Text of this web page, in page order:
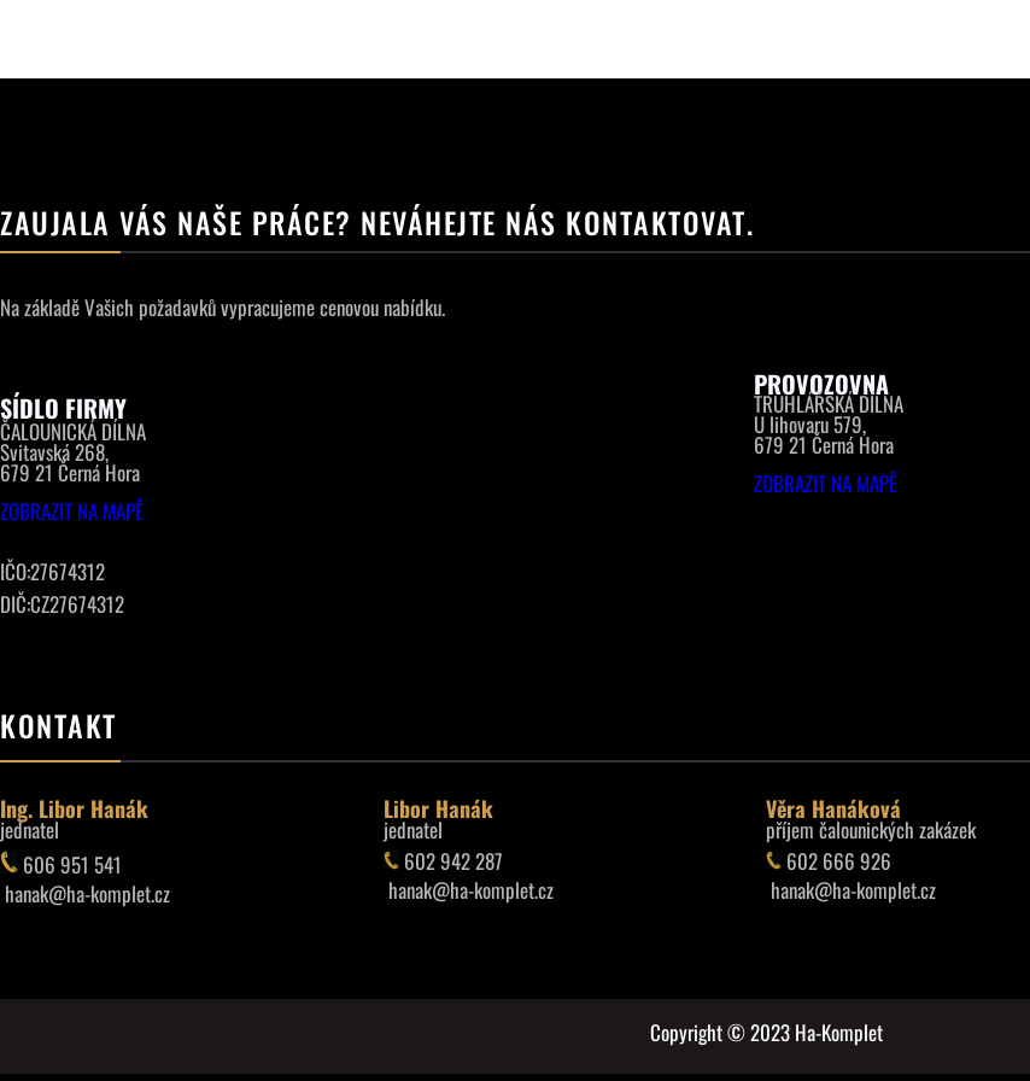
ZAUJALA VÁS NAŠE PRÁCE? NEVÁHEJTE NÁS KONTAKTOVAT.
Na základě Vašich požadavků vypracujeme cenovou nabídku.
SÍDLO FIRMY
ČALOUNICKÁ DÍLNA
Svitavská 268,
679 21 Černá Hora
ZOBRAZIT NA MAPĚ
PROVOZOVNA
TRUHLÁŘSKÁ DÍLNA
U lihovaru 579,
679 21 Černá Hora
ZOBRAZIT NA MAPĚ
IČO:27674312
DIČ:CZ27674312
KONTAKT
Ing. Libor Hanák
jednatel
606 951 541
hanak@ha-komplet.cz
Libor Hanák
jednatel
602 942 287
hanak@ha-komplet.cz
Věra Hanáková
příjem čalounických zakázek
602 666 926
hanak@ha-komplet.cz
Copyright © 2023 Ha-Komplet